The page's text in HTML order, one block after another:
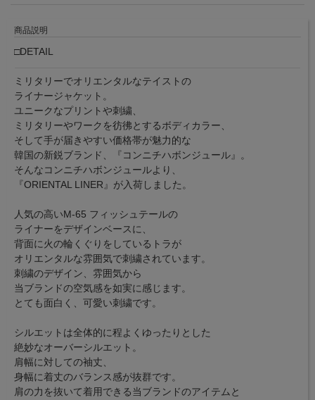
商品説明
□DETAIL
ミリタリーでオリエンタルなテイストの
ライナージャケット。
ユニークなプリントや刺繍、
ミリタリーやワークを彷彿とするボディカラー、
そして手が届きやすい価格帯が魅力的な
韓国の新鋭ブランド、『コンニチハボンジュール』。
そんなコンニチハボンジュールより、
『ORIENTAL LINER』が入荷しました。
人気の高いM-65 フィッシュテールの
ライナーをデザインベースに、
背面に火の輪くぐりをしているトラが
オリエンタルな雰囲気で刺繍されています。
刺繍のデザイン、雰囲気から
当ブランドの空気感を如実に感じます。
とても面白く、可愛い刺繍です。
シルエットは全体的に程よくゆったりとした
絶妙なオーバーシルエット。
肩幅に対しての袖丈、
身幅に着丈のバランス感が抜群です。
肩の力を抜いて着用できる当ブランドのアイテムと